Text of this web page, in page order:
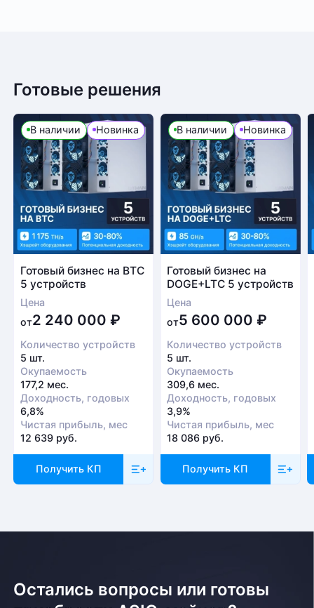
Готовые решения
В наличии Новинка
Готовый бизнес на BTC
5 устройств
Цена
от2 240 000 ₽
Количество устройств
5 шт.
Окупаемость
177,2 мес.
Доходность, годовых
6,8%
Чистая прибыль, мес
12 639 руб.
Получить КП
В наличии Новинка
Готовый бизнес на
DOGE+LTC 5 устройств
Цена
от5 600 000₽
Количество устройств
5 шт.
Окупаемость
309,6 мес.
Доходность, годовых
3,9%
Чистая прибыль, мес
18 086 руб.
Получить КП
Остались вопросы или готовы